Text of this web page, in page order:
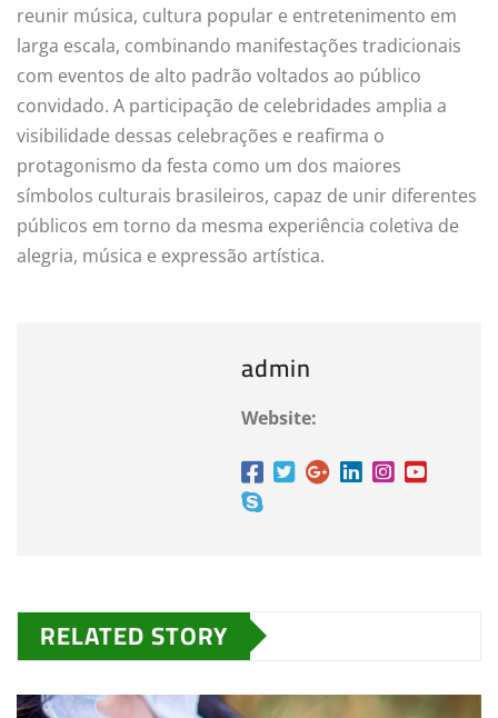
reunir música, cultura popular e entretenimento em
larga escala, combinando manifestações tradicionais
com eventos de alto padrão voltados ao público
convidado. A participação de celebridades amplia a
visibilidade dessas celebrações e reafirma o
protagonismo da festa como um dos maiores
símbolos culturais brasileiros, capaz de unir diferentes
públicos em torno da mesma experiência coletiva de
alegria, música e expressão artística.
admin
Website:
RELATED STORY